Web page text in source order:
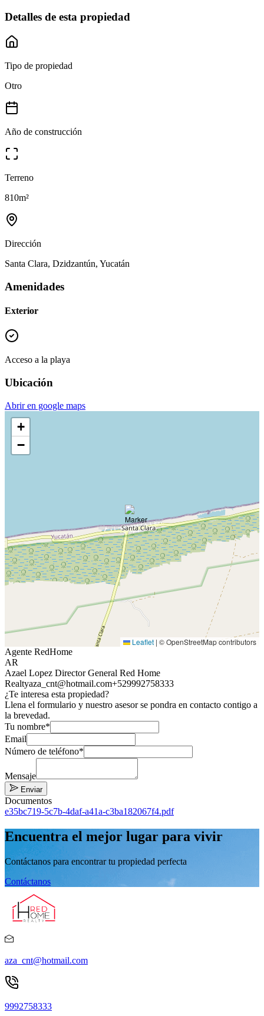
Detalles de esta propiedad
Tipo de propiedad
Otro
Año de construcción
Terreno
810m²
Dirección
Santa Clara, Dzidzantún, Yucatán
Amenidades
Exterior
Acceso a la playa
Ubicación
Abrir en google maps
+
−
Leaflet | © OpenStreetMap contributors
Agente RedHome
AR
Azael Lopez Director General Red Home
Realtyaza_cnt@hotmail.com+529992758333
¿Te interesa esta propiedad?
Llena el formulario y nuestro asesor se pondra en contacto contigo a
la brevedad.
Tu nombre*
Email
Número de teléfono*
Mensaje
Enviar
Documentos
e35bc719-5c7b-4daf-a41a-c3ba182067f4.pdf
Encuentra el mejor lugar para vivir
Contáctanos para encontrar tu propiedad perfecta
Contáctanos
aza_cnt@hotmail.com
9992758333